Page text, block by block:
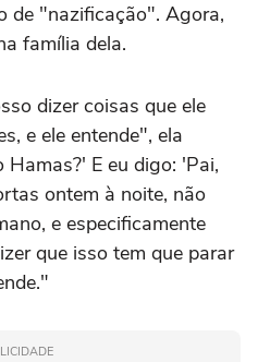
de "nazificação". Agora,
família dela.
dizer coisas que ele
e ele entende", ela
Hamas?' E eu digo: 'Pai,
ontem à noite, não
e especificamente
que isso tem que parar